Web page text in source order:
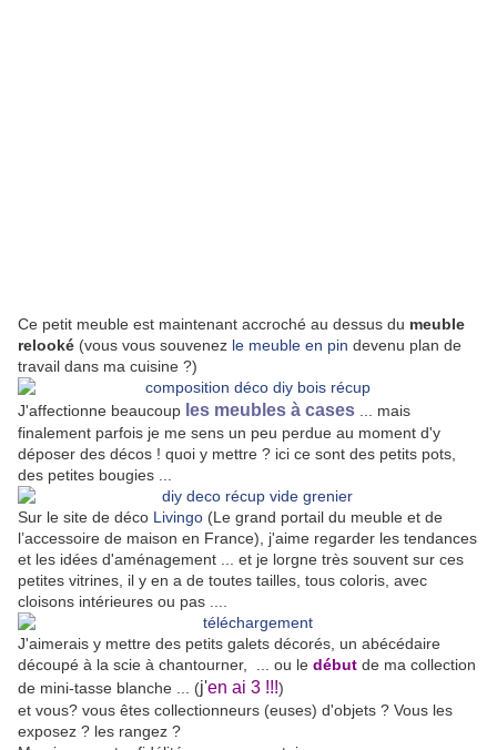
Ce petit meuble est maintenant accroché au dessus du meuble
relooké (vous vous souvenez le meuble en pin devenu plan de
travail dans ma cuisine ?)
J'affectionne beaucoup les meubles à cases ... mais
finalement parfois je me sens un peu perdue au moment d'y
déposer des décos ! quoi y mettre ? ici ce sont des petits pots,
des petites bougies ...
Sur le site de déco Livingo (Le grand portail du meuble et de
l’accessoire de maison en France) , j'aime regarder les tendances
et les idées d'aménagement ... et je lorgne très souvent sur ces
petites vitrines, il y en a de toutes tailles, tous coloris, avec
cloisons intérieures ou pas ....
J'aimerais y mettre des petits galets décorés, un abécédaire
découpé à la scie à chantourner, ... ou le début de ma collection
de mini-tasse blanche ... (j'en ai 3 !!!)
et vous? vous êtes collectionneurs (euses) d'objets ? Vous les
exposez ? les rangez ?